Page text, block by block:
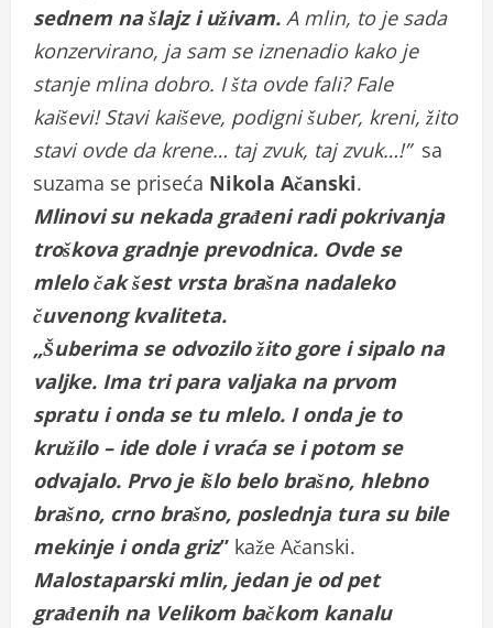
sednem na šlajz i uživam. A mlin, to je sada
konzervirano, ja sam se iznenadio kako je
stanje mlina dobro. I šta ovde fali? Fale
kaiševi! Stavi kaiševe, podigni šuber, kreni, žito
stavi ovde da krene… taj zvuk, taj zvuk…!”sa
suzama se priseća Nikola Ačanski.
Mlinovi su nekada građeni radi pokrivanja
troškova gradnje prevodnica. Ovde se
mlelo čak šest vrsta brašna nadaleko
čuvenong kvaliteta.
„Šuberima se odvozilo žito gore i sipalo na
valjke. Ima tri para valjaka na prvom
spratu i onda se tu mlelo. I onda je to
kružilo – ide dole i vraća se i potom se
odvajalo. Prvo je išlo belo brašno, hlebno
brašno, crno brašno, poslednja tura su bile
mekinje i onda griz” kaže Ačanski.
Malostaparski mlin, jedan je od pet
građenih na Velikom bačkom kanalu